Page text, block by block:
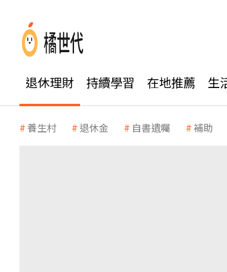
退休理財 持續學習 在地推薦 生
養生村 退休金 自書遺囑 補助